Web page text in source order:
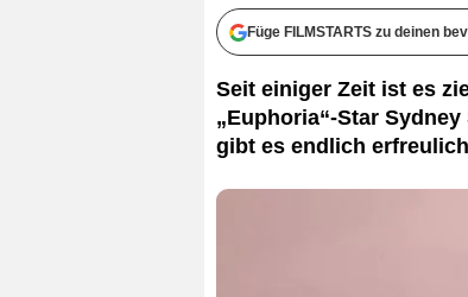
Füge FILMSTARTS zu deinen
Seit einiger Zeit ist es
„Euphoria“-Star
gibt es endlich